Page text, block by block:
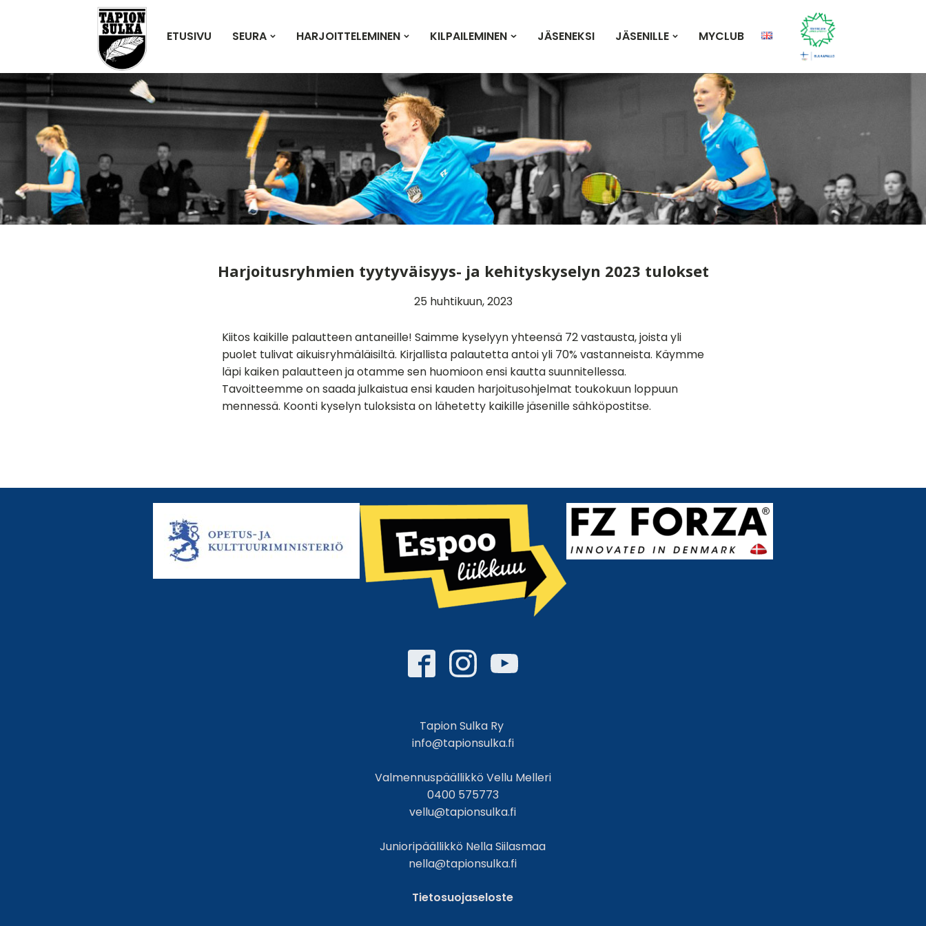
ETUSIVU SEURA HARJOITTELEMINEN KILPAILEMINEN JÄSENEKSI JÄSENILLE MYCLUB
Harjoitusryhmien tyytyväisyys- ja kehityskyselyn 2023 tulokset
25 huhtikuun, 2023
Kiitos kaikille palautteen antaneille! Saimme kyselyyn yhteensä 72 vastausta, joista yli
puolet tulivat aikuisryhmäläisiltä. Kirjallista palautetta antoi yli 70% vastanneista. Käymme
läpi kaiken palautteen ja otamme sen huomioon ensi kautta suunnitellessa.
Tavoitteemme on saada julkaistua ensi kauden harjoitusohjelmat toukokuun loppuun
mennessä. Koonti kyselyn tuloksista on lähetetty kaikille jäsenille sähköpostitse.
Tapion Sulka Ry
info@tapionsulka.fi
Valmennuspäällikkö Vellu Melleri
0400 575773
vellu@tapionsulka.fi
Junioripäällikkö Nella Siilasmaa
nella@tapionsulka.fi
Tietosuojaseloste